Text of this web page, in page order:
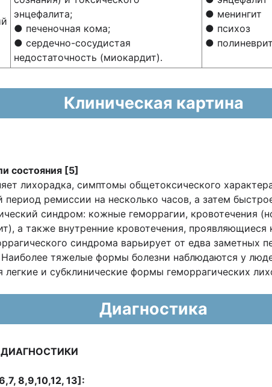
энцефалита;
● печеночная кома;
● сердечно-сосудистая
недостаточность (миокардит).
● менингит
● психоз
● полиневрит
Клиническая картина
состояния [5]
лихорадка, симптомы общетоксического
ремиссии на несколько часов, а затем
синдром: кожные геморрагии, кровотечения
а также внутренние кровотечения,
синдрома варьирует от едва заметных
тяжелые формы болезни наблюдаются у
и субклинические формы геморрагических
Диагностика
8,9,10,12, 13]: